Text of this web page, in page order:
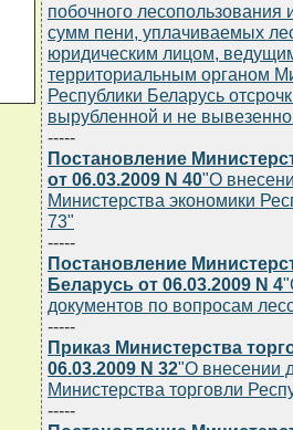
побочного лесопользования
сумм пени, уплачиваемых
юридическим лицом,
территориальным органом
Республики Беларусь
вырубленной и не
-----
Постановление
от 06.03.2009 N 40"О
Министерства экономики
73"
-----
Постановление
Беларусь от 06.03.2009 N 4
документов по вопросам
-----
Приказ Министерства
06.03.2009 N 32"О внесении
Министерства торговли
-----